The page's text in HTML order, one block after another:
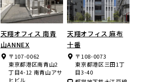
天翔オフィス 南青
山ANNEX
〒107-0062
東京都港区南青山2
丁目4-12 南青山アサ
ヒビル
天翔オフィス 麻布
十番
〒108-0073
東京都港区三田1丁
目3-40